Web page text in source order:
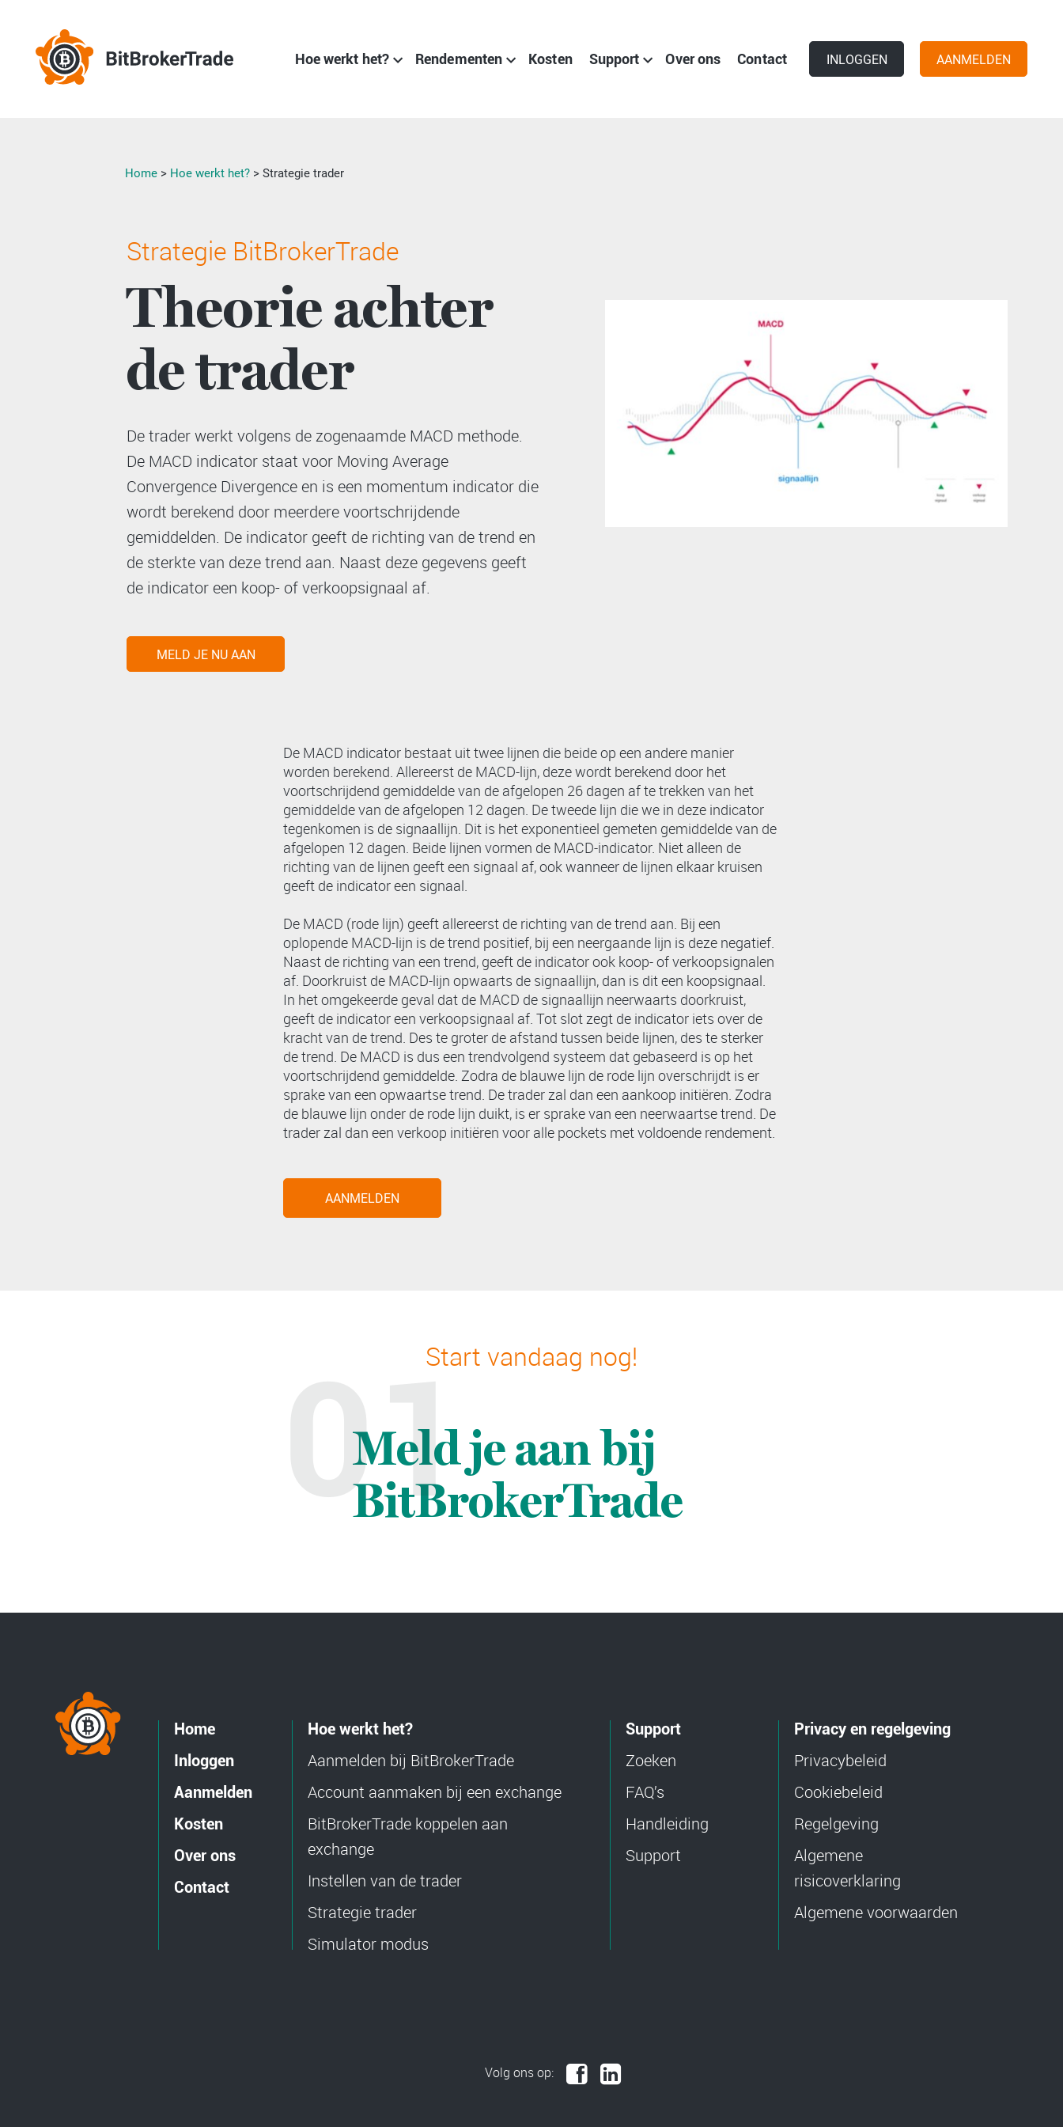
Hoe werkt het? Rendementen Kosten Support Over ons Contact INLOGGEN AANMELDEN
Home > Hoe werkt het? > Strategie trader
Strategie BitBrokerTrade
Theorie achter
de trader
De trader werkt volgens de zogenaamde MACD methode.
De MACD indicator staat voor Moving Average
Convergence Divergence en is een momentum indicator die
wordt berekend door meerdere voortschrijdende
gemiddelden. De indicator geeft de richting van de trend en
de sterkte van deze trend aan. Naast deze gegevens geeft
de indicator een koop- of verkoopsignaal af.
MELD JE NU AAN
De MACD indicator bestaat uit twee lijnen die beide op een andere manier
worden berekend. Allereerst de MACD-lijn, deze wordt berekend door het
voortschrijdend gemiddelde van de afgelopen 26 dagen af te trekken van het
gemiddelde van de afgelopen 12 dagen. De tweede lijn die we in deze indicator
tegenkomen is de signaallijn. Dit is het exponentieel gemeten gemiddelde van de
afgelopen 12 dagen. Beide lijnen vormen de MACD-indicator. Niet alleen de
richting van de lijnen geeft een signaal af, ook wanneer de lijnen elkaar kruisen
geeft de indicator een signaal.
De MACD (rode lijn) geeft allereerst de richting van de trend aan. Bij een
oplopende MACD-lijn is de trend positief, bij een neergaande lijn is deze negatief.
Naast de richting van een trend, geeft de indicator ook koop- of verkoopsignalen
af. Doorkruist de MACD-lijn opwaarts de signaallijn, dan is dit een koopsignaal.
In het omgekeerde geval dat de MACD de signaallijn neerwaarts doorkruist,
geeft de indicator een verkoopsignaal af. Tot slot zegt de indicator iets over de
kracht van de trend. Des te groter de afstand tussen beide lijnen, des te sterker
de trend. De MACD is dus een trendvolgend systeem dat gebaseerd is op het
voortschrijdend gemiddelde. Zodra de blauwe lijn de rode lijn overschrijdt is er
sprake van een opwaartse trend. De trader zal dan een aankoop initiëren. Zodra
de blauwe lijn onder de rode lijn duikt, is er sprake van een neerwaartse trend. De
trader zal dan een verkoop initiëren voor alle pockets met voldoende rendement.
AANMELDEN
Start vandaag nog!
01
Meld je aan bij
BitBrokerTrade
Home
Inloggen
Aanmelden
Kosten
Over ons
Contact
Hoe werkt het?
Aanmelden bij BitBrokerTrade
Account aanmaken bij een exchange
BitBrokerTrade koppelen aan
exchange
Instellen van de trader
Strategie trader
Simulator modus
Support
Zoeken
FAQ’s
Handleiding
Support
Privacy en regelgeving
Privacybeleid
Cookiebeleid
Regelgeving
Algemene
risicoverklaring
Algemene voorwaarden
Volg ons op: